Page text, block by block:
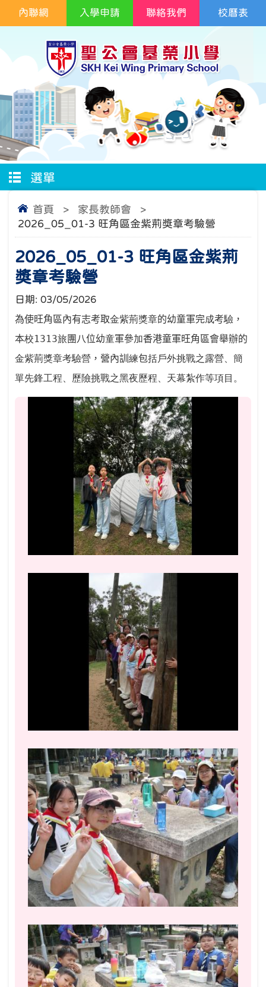
校曆表
內聯網 入學申請 聯絡我們
選單
首頁 > 家長教師會
>
2026_05_01-3 旺角區金紫荊獎章考驗營
2026_05_01-3 旺角區金紫荊
獎章考驗營
日期: 03/05/2026
為使旺角區內有志考取金紫荊獎章的幼童軍完成考驗 ，
本校1313旅團八位幼童軍參加香港童軍旺角區會舉辦的
金紫荊獎章考驗營 ，營內訓 練包括戶外挑戰之露營、簡
單先鋒工程、歷險挑戰之黑夜歷程、天幕紮作等項目。